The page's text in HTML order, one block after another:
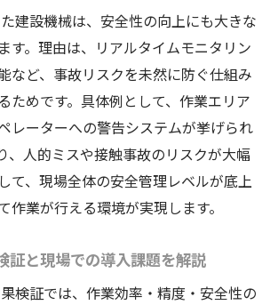
建設機械は、安全性の向上にも大きな
す。理由は、リアルタイムモニタリン
など、事故リスクを未然に防ぐ仕組み
ためです。具体例として、作業エリア
レーターへの警告システムが挙げられ
、人的ミスや接触事故のリスクが大幅
て、現場全体の安全管理レベルが底上
作業が行える環境が実現します。
証と現場での導入課題を解説
検証では、作業効率・精度・安全性の